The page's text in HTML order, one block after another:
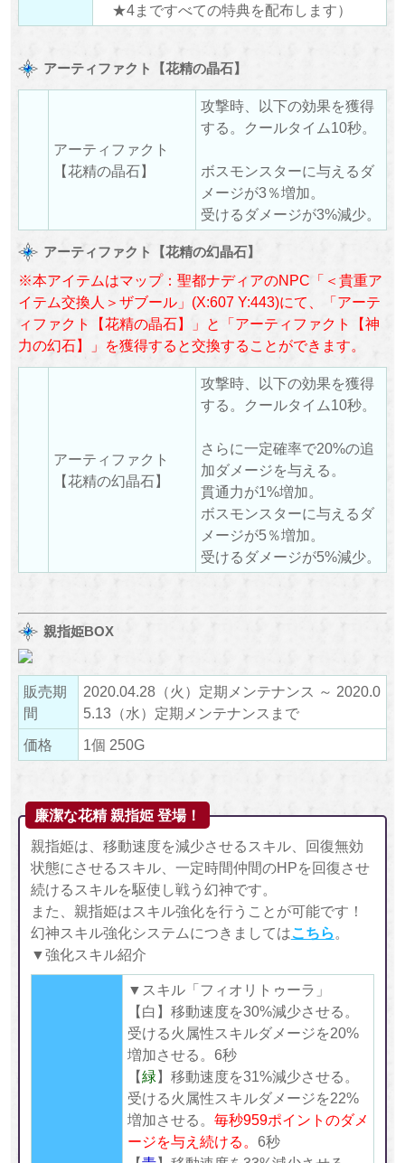
★4まですべての特典を配布します）
アーティファクト【花精の晶石】
アーティファクト
【花精の晶石】
攻撃時、以下の効果を獲得
する。クールタイム10秒。
ボスモンスターに与えるダ
メージが3％増加。
受けるダメージが3%減少。
アーティファクト【花精の幻晶石】
※本アイテムはマップ：聖都ナディアのNPC「＜貴重ア
イテム交換人＞ザブール」(X:607 Y:443)にて、「アーテ
ィファクト【花精の晶石】」と「アーティファクト【神
力の幻石】」を獲得すると交換することができます。
アーティファクト
【花精の幻晶石】
攻撃時、以下の効果を獲得
する。クールタイム10秒。
さらに一定確率で20%の追
加ダメージを与える。
貫通力が1%増加。
ボスモンスターに与えるダ
メージが5％増加。
受けるダメージが5%減少。
親指姫BOX
販売期
間
2020.04.28（火）定期メンテナンス ～ 2020.0
5.13（水）定期メンテナンスまで
価格
1個 250G
廉潔な花精 親指姫 登場！
親指姫は、移動速度を減少させるスキル、回復無効
状態にさせるスキル、一定時間仲間のHPを回復させ
続けるスキルを駆使し戦う幻神です。
また、親指姫はスキル強化を行うことが可能です！
幻神スキル強化システムにつきましてはこちら 。
▼強化スキル紹介
▼スキル「フィオリトゥーラ」
【白】移動速度を30%減少させる。
受ける火属性スキルダメージを20%
増加させる。6秒
【緑】移動速度を31%減少させる。
受ける火属性スキルダメージを22%
増加させる。 毎秒959ポイントのダメ
ージを与え続ける。 6秒